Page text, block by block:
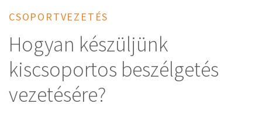
CSOPORTVEZETÉS
Hogyan készüljünk
kiscsoportos beszélgetés
vezetésére?